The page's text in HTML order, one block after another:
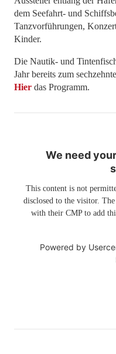
dem Seefahrt- und
Tanzvorführungen,
Kinder.
Die Nautik- und
Jahr bereits zum
Hier das Programm.
We need
This content is not
disclosed to the visitor.
with their CMP to add
Powered by